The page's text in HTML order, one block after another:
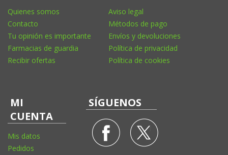
Quienes somos
Contacto
Tu opinión es importante
Farmacias de guardia
Recibir ofertas
Aviso legal
Métodos de pago
Envíos y devoluciones
Política de privacidad
Política de cookies
MI
CUENTA
Mis datos
Pedidos
SÍGUENOS